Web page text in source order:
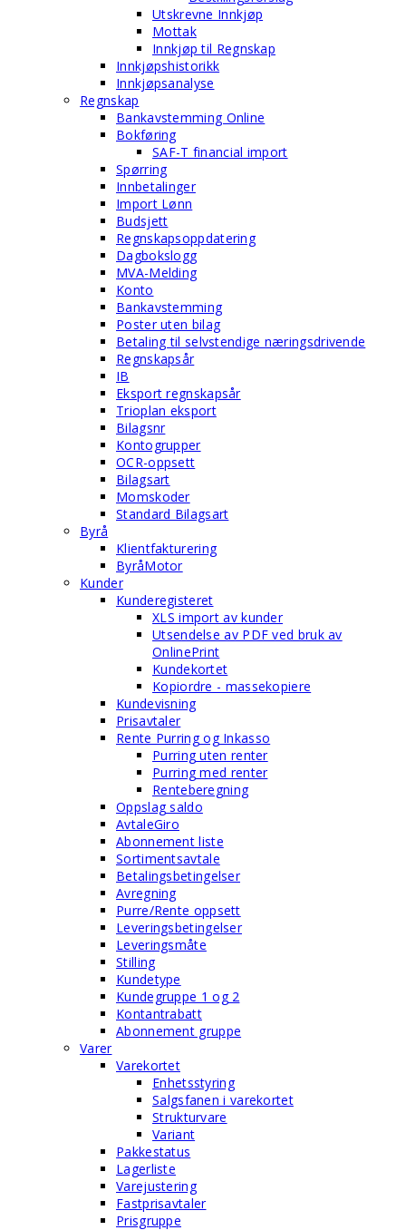
Utskrevne Innkjøp
Mottak
Innkjøp til Regnskap
Innkjøpshistorikk
Innkjøpsanalyse
Regnskap
Bankavstemming Online
Bokføring
SAF-T financial import
Spørring
Innbetalinger
Import Lønn
Budsjett
Regnskapsoppdatering
Dagbokslogg
MVA-Melding
Konto
Bankavstemming
Poster uten bilag
Betaling til selvstendige næringsdrivende
Regnskapsår
IB
Eksport regnskapsår
Trioplan eksport
Bilagsnr
Kontogrupper
OCR-oppsett
Bilagsart
Momskoder
Standard Bilagsart
Byrå
Klientfakturering
ByråMotor
Kunder
Kunderegisteret
XLS import av kunder
Utsendelse av PDF ved bruk av
OnlinePrint
Kundekortet
Kopiordre - massekopiere
Kundevisning
Prisavtaler
Rente Purring og Inkasso
Purring uten renter
Purring med renter
Renteberegning
Oppslag saldo
AvtaleGiro
Abonnement liste
Sortimentsavtale
Betalingsbetingelser
Avregning
Purre/Rente oppsett
Leveringsbetingelser
Leveringsmåte
Stilling
Kundetype
Kundegruppe 1 og 2
Kontantrabatt
Abonnement gruppe
Varer
Varekortet
Enhetsstyring
Salgsfanen i varekortet
Strukturvare
Variant
Pakkestatus
Lagerliste
Varejustering
Fastprisavtaler
Prisgruppe